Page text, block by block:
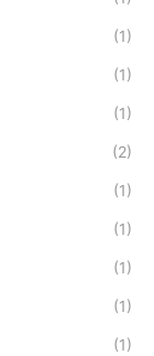
(1)
(1)
(1)
(2)
(1)
(1)
(1)
(1)
(1)